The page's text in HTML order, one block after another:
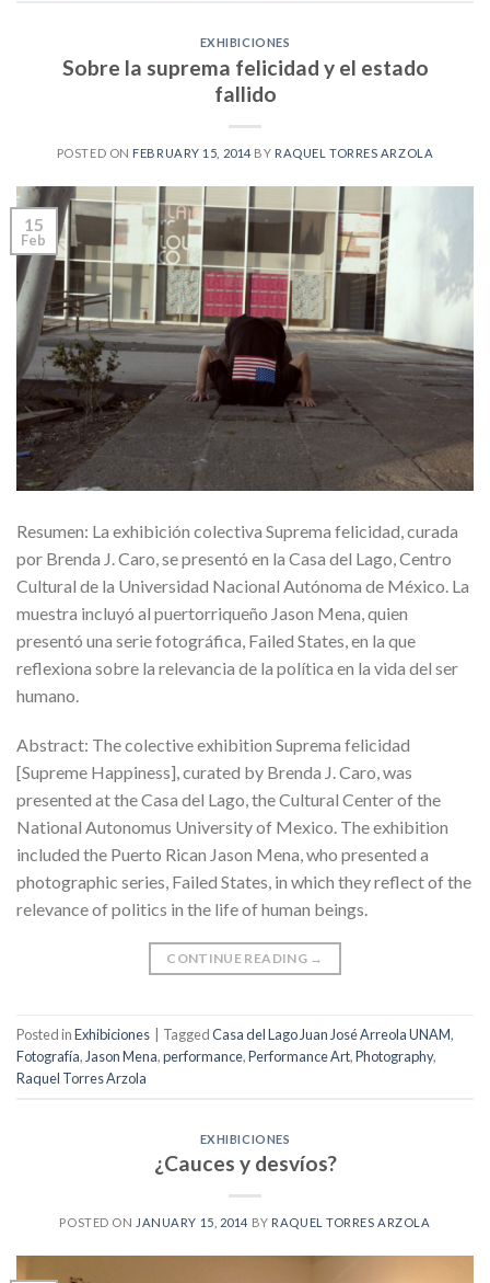
EXHIBICIONES
Sobre la suprema felicidad y el estado
fallido
POSTED ON FEBRUARY 15, 2014 BY RAQUEL TORRES ARZOLA
15
Feb
Resumen: La exhibición colectiva Suprema felicidad, curada
por Brenda J. Caro, se presentó en la Casa del Lago, Centro
Cultural de la Universidad Nacional Autónoma de México. La
muestra incluyó al puertorriqueño Jason Mena, quien
presentó una serie fotográfica, Failed States, en la que
reflexiona sobre la relevancia de la política en la vida del ser
humano.
Abstract: The colective exhibition Suprema felicidad
[Supreme Happiness], curated by Brenda J. Caro, was
presented at the Casa del Lago, the Cultural Center of the
National Autonomus University of Mexico. The exhibition
included the Puerto Rican Jason Mena, who presented a
photographic series, Failed States, in which they reflect of the
relevance of politics in the life of human beings.
CONTINUE READING →
Posted inExhibiciones TaggedCasa del Lago Juan José Arreola UNAM,
Fotografía, Jason Mena,performance,Performance Art,Photography,
Raquel Torres Arzola
EXHIBICIONES
¿Cauces y desvíos?
POSTED ON JANUARY 15, 2014 BY RAQUEL TORRES ARZOLA